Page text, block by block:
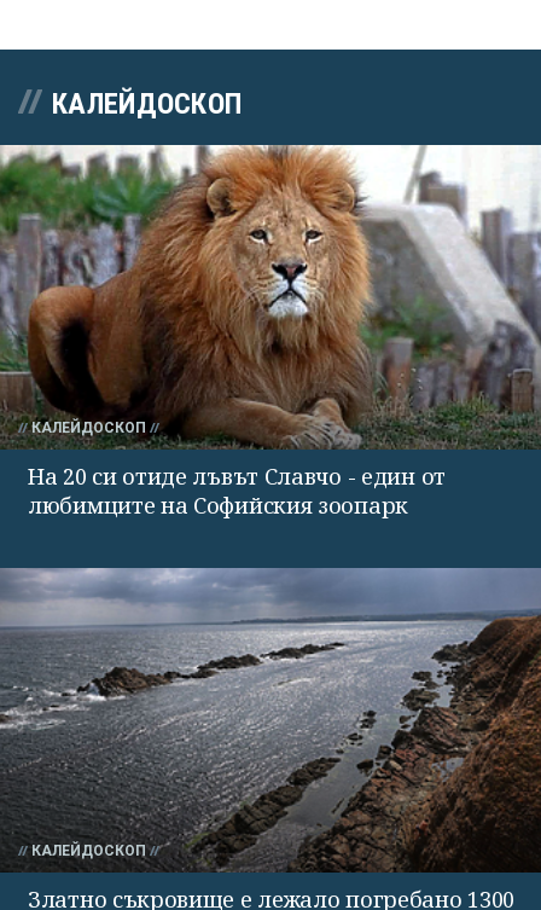
КАЛЕЙДОСКОП
КАЛЕЙДОСКОП
На 20 си отиде лъвът Славчо - един от
любимците на Софийския зоопарк
КАЛЕЙДОСКОП
Златно съкровище е лежало погребано 1300